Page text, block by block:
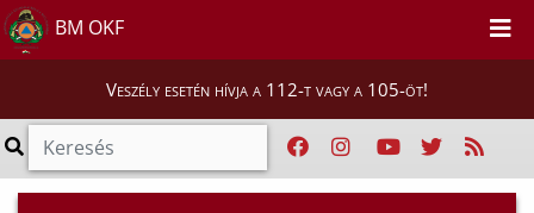
BM OKF
Veszély esetén hívja a 112-t vagy a 105-öt!